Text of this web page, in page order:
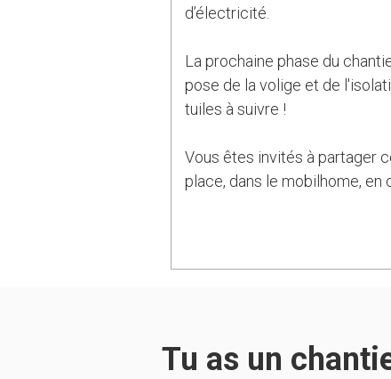
d’électricité.
La prochaine phase du
pose de la volige et de
tuiles à suivre !
Vous êtes invités à partager
place, dans le mobilhome, en
Tu as un